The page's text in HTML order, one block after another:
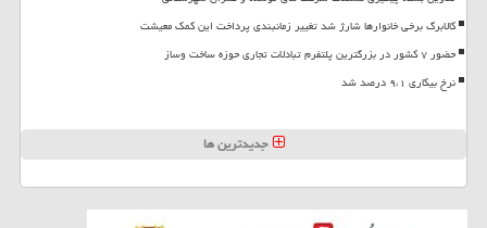
کالابرگ برخی خانوارها شارژ شد تغییر زمانبندی پرداخت این کمک معیشت
حضور ۷ کشور در بزرگترین پلتفرم تبادلات تجاری حوزه ساخت وساز
نرخ بیکاری ۹،۱ درصد شد
جدیدترین ها